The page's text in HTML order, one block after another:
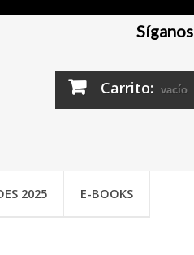
Síganos
Carrito: vacío
2025 E-BOOKS